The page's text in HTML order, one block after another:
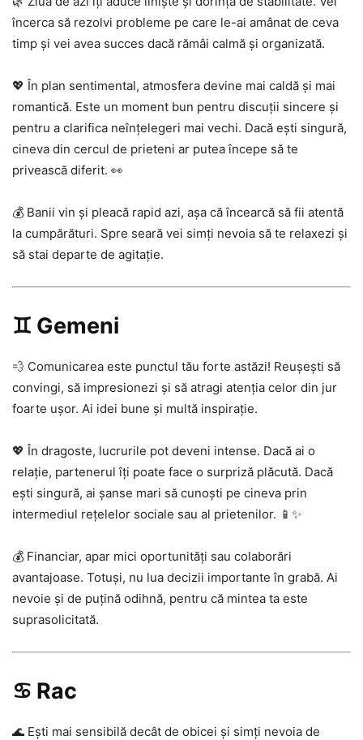
încerca să rezolvi probleme pe care le-ai amânat de ceva
timp și vei avea succes dacă rămâi calmă și organizată.
💖 În plan sentimental, atmosfera devine mai caldă și mai
romantică. Este un moment bun pentru discuții sincere și
pentru a clarifica neînțelegeri mai vechi. Dacă ești singură,
cineva din cercul de prieteni ar putea începe să te
privească diferit. 👀
💰 Banii vin și pleacă rapid azi, așa că încearcă să fii atentă
la cumpărături. Spre seară vei simți nevoia să te relaxezi și
să stai departe de agitație.
♊ Gemeni
💨 Comunicarea este punctul tău forte astăzi! Reușești să
convingi, să impresionezi și să atragi atenția celor din jur
foarte ușor. Ai idei bune și multă inspirație.
💖 În dragoste, lucrurile pot deveni intense. Dacă ai o
relație, partenerul îți poate face o surpriză plăcută. Dacă
ești singură, ai șanse mari să cunoști pe cineva prin
intermediul rețelelor sociale sau al prietenilor. 📱✨
💰 Financiar, apar mici oportunități sau colaborări
avantajoase. Totuși, nu lua decizii importante în grabă. Ai
nevoie și de puțină odihnă, pentru că mintea ta este
suprasolicitată.
♋ Rac
🌊 Ești mai sensibilă decât de obicei și simți nevoia de